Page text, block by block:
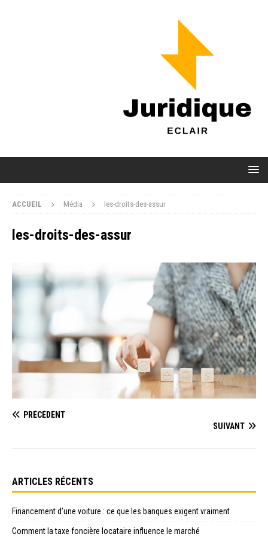
ACCUEIL Média les-droits-des-assur
les-droits-des-assur
PRÉCÉDENT
SUIVANT
ARTICLES RÉCENTS
Financement d’une voiture : ce que les banques exigent vraiment
Comment la taxe foncière locataire influence le marché